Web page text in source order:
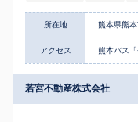
所在地 熊本県熊
アクセス 熊本バス
若宮不動産株式会社